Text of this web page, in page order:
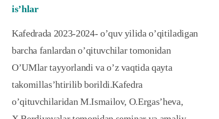
is’hlar
Kafedrada 2023-2024- o’quv yilida o’qitiladigan
barcha fanlardan o’qituvchilar tomonidan
O’UMlar tayyorlandi va o’z vaqtida qayta
takomillas’htirilib borildi.Kafedra
o’qituvchilaridan M.Ismailov, O.Ergas’heva,